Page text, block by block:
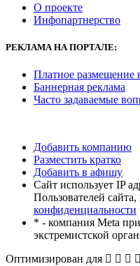
О проекте
Инфопартнерство
РЕКЛАМА НА ПОРТАЛЕ:
Платное размещение
Баннерная реклама
Часто задаваемые
Добавить компанию
Разместить кратко
Добавить в афишу
Сайт использует IP
Пользователей сайта,
конфиденциальности
* - компания Meta
экстремистской
Оптимизирован для